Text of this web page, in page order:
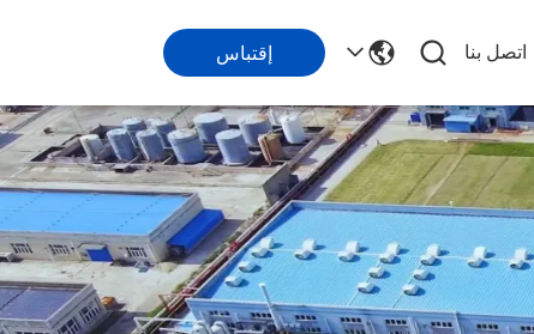
اتصل بنا إقتباس